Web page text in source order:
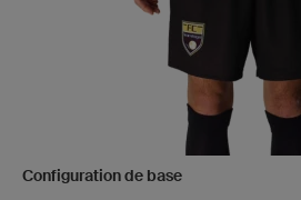
Configuration de base